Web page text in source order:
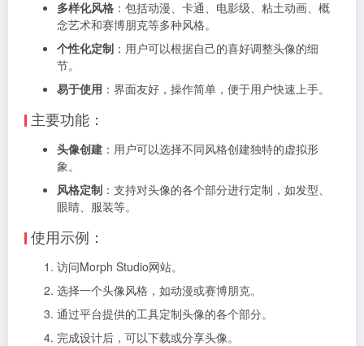
多样化风格 ：包括动漫、卡通、电影级、粘土动画、概
念艺术和赛博朋克等多种风格。
个性化定制 ：用户可以根据自己的喜好调整头像的细
节。
易于使用 ：界面友好，操作简单，便于用户快速上手。
主要功能：
头像创建 ：用户可以选择不同风格创建独特的虚拟形
象。
风格定制 ：支持对头像的各个部分进行定制，如发型、
眼睛、服装等。
使用示例：
访问Morph Studio网站。
选择一个头像风格，如动漫或赛博朋克。
通过平台提供的工具定制头像的各个部分。
完成设计后，可以下载或分享头像。